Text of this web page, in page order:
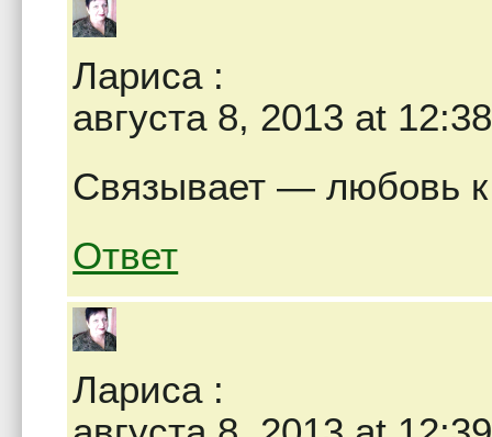
Лариса:
августа 8, 2013 at 12:38
Связывает — любовь
Ответ
Лариса: